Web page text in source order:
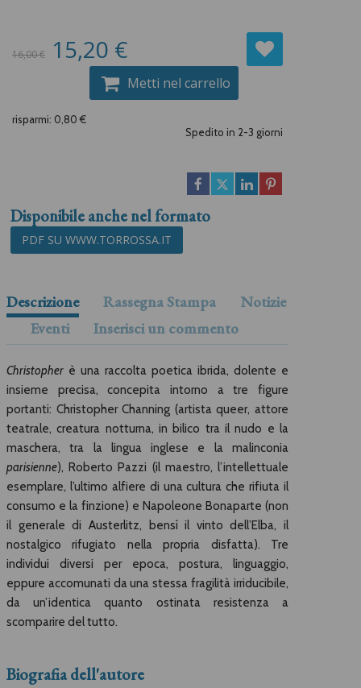
16,00 € 15,20 €
Metti nel carrello
risparmi: 0,80 €
Spedito in 2-3 giorni
Disponibile anche nel formato
PDF SU WWW.TORROSSA.IT
Descrizione Rassegna Stampa
Notizie
Eventi
Inserisci un commento
Christopher è una raccolta poetica ibrida, dolente e
insieme precisa, concepita intorno a tre figure
portanti: Christopher Channing (artista queer, attore
teatrale, creatura notturna, in bilico tra il nudo e la
maschera, tra la lingua inglese e la malinconia
parisienne), Roberto Pazzi (il maestro, l’intellettuale
esemplare, l’ultimo alfiere di una cultura che rifiuta il
consumo e la finzione) e Napoleone Bonaparte (non
il generale di Austerlitz, bensì il vinto dell’Elba, il
nostalgico rifugiato nella propria disfatta). Tre
individui diversi per epoca, postura, linguaggio,
eppure accomunati da una stessa fragilità irriducibile,
da un’identica quanto ostinata resistenza a
scomparire del tutto.
Biografia dell'autore